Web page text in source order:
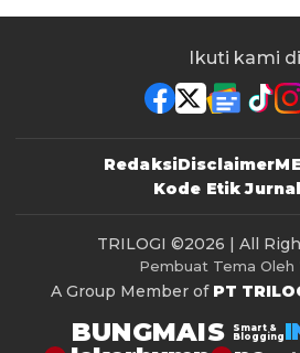
Ikuti kami
RedaksiDisclaimer
Kode Etik
TRILOGI ©2026 | All
Pembuat Tema Oleh
A Group Member of PT
BUNGMAIS
Smart &
Blogging